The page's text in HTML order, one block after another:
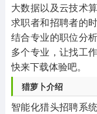
大数据以及云技术
求职者和招聘者的
结合专业的职位分
多个专业，让找工
快来下载体验吧。
猎萝卜介绍
智能化猎头招聘系